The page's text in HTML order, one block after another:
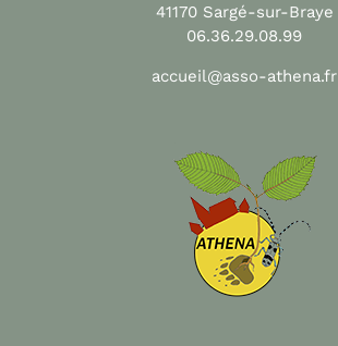
41170 Sargé-sur-Braye
06.36.29.08.99
accueil@asso-athena.fr